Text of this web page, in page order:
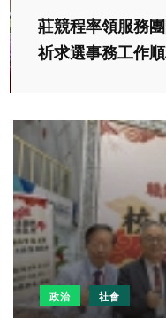
莊競程率領服務
祈求選事務工作
政治 社會